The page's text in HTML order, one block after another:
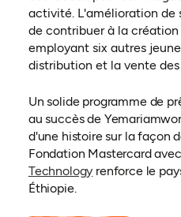
activité. L'amélioration de
de contribuer à la
employant six autres
distribution et la vente
Un solide programme de
au succès de
d'une histoire sur la façon
Fondation Mastercard avec
Technology renforce le
Éthiopie.